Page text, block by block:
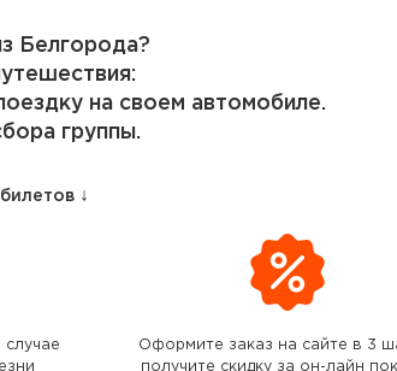
Белгорода?
на своем автомобиле.
группы.
↓
случае
Оформите заказ на сайте в 3
получите скидку за он-лайн